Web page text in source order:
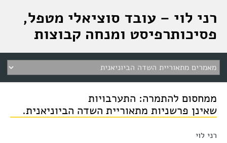
רני לוי – עובד סוציאלי מטפל,
פסיכותרפיסט ומנחה קבוצות
ממחסום להתמרה: התערבויות
שאינן פרשניות מתאוריית השדה הביוניאנית.
רני לוי